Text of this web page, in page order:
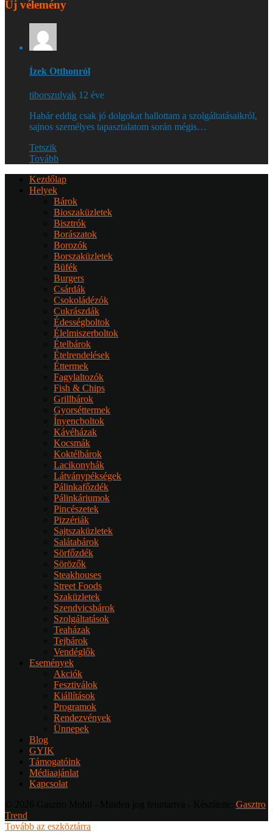
Új vélemény
Ízek Otthonról
tiborszulyak 12 éve
Habár eddig csak jó dolgokat hallottam a szolgáltatásaikról,
sajnos személyes tapasztalatom során mégis…
Tetszik
Tovább
Kezdőlap
Helyek
Bárok
Bioszaküzletek
Bisztrók
Borászatok
Borozók
Borszaküzletek
Büfék
Burgers
Csárdák
Csokoládézók
Cukrászdák
Édességboltok
Élelmiszerboltok
Ételbárok
Ételrendelések
Éttermek
Fagylaltozók
Fish & Chips
Grillbárok
Gyorséttermek
Ínyencboltok
Kávéházak
Kocsmák
Koktélbárok
Lacikonyhák
Látványpékségek
Pálinkafőzdék
Pálinkáriumok
Pincészetek
Pizzériák
Sajtszaküzletek
Salátabárok
Sörfőzdék
Sörözők
Steakhouses
Street Foods
Szaküzletek
Szendvicsbárok
Szolgáltatások
Teaházak
Tejbárok
Vendéglők
Események
Akciók
Fesztiválok
Kiállítások
Programok
Rendezvények
Ünnepek
Blog
GYIK
Támogatóink
Médiaajánlat
Kapcsolat
Gasztro
Trend
Tovább az eszköztárra